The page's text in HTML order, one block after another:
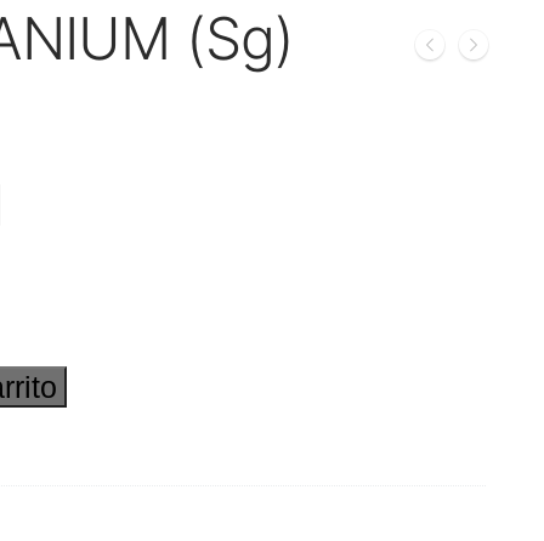
(Sg)